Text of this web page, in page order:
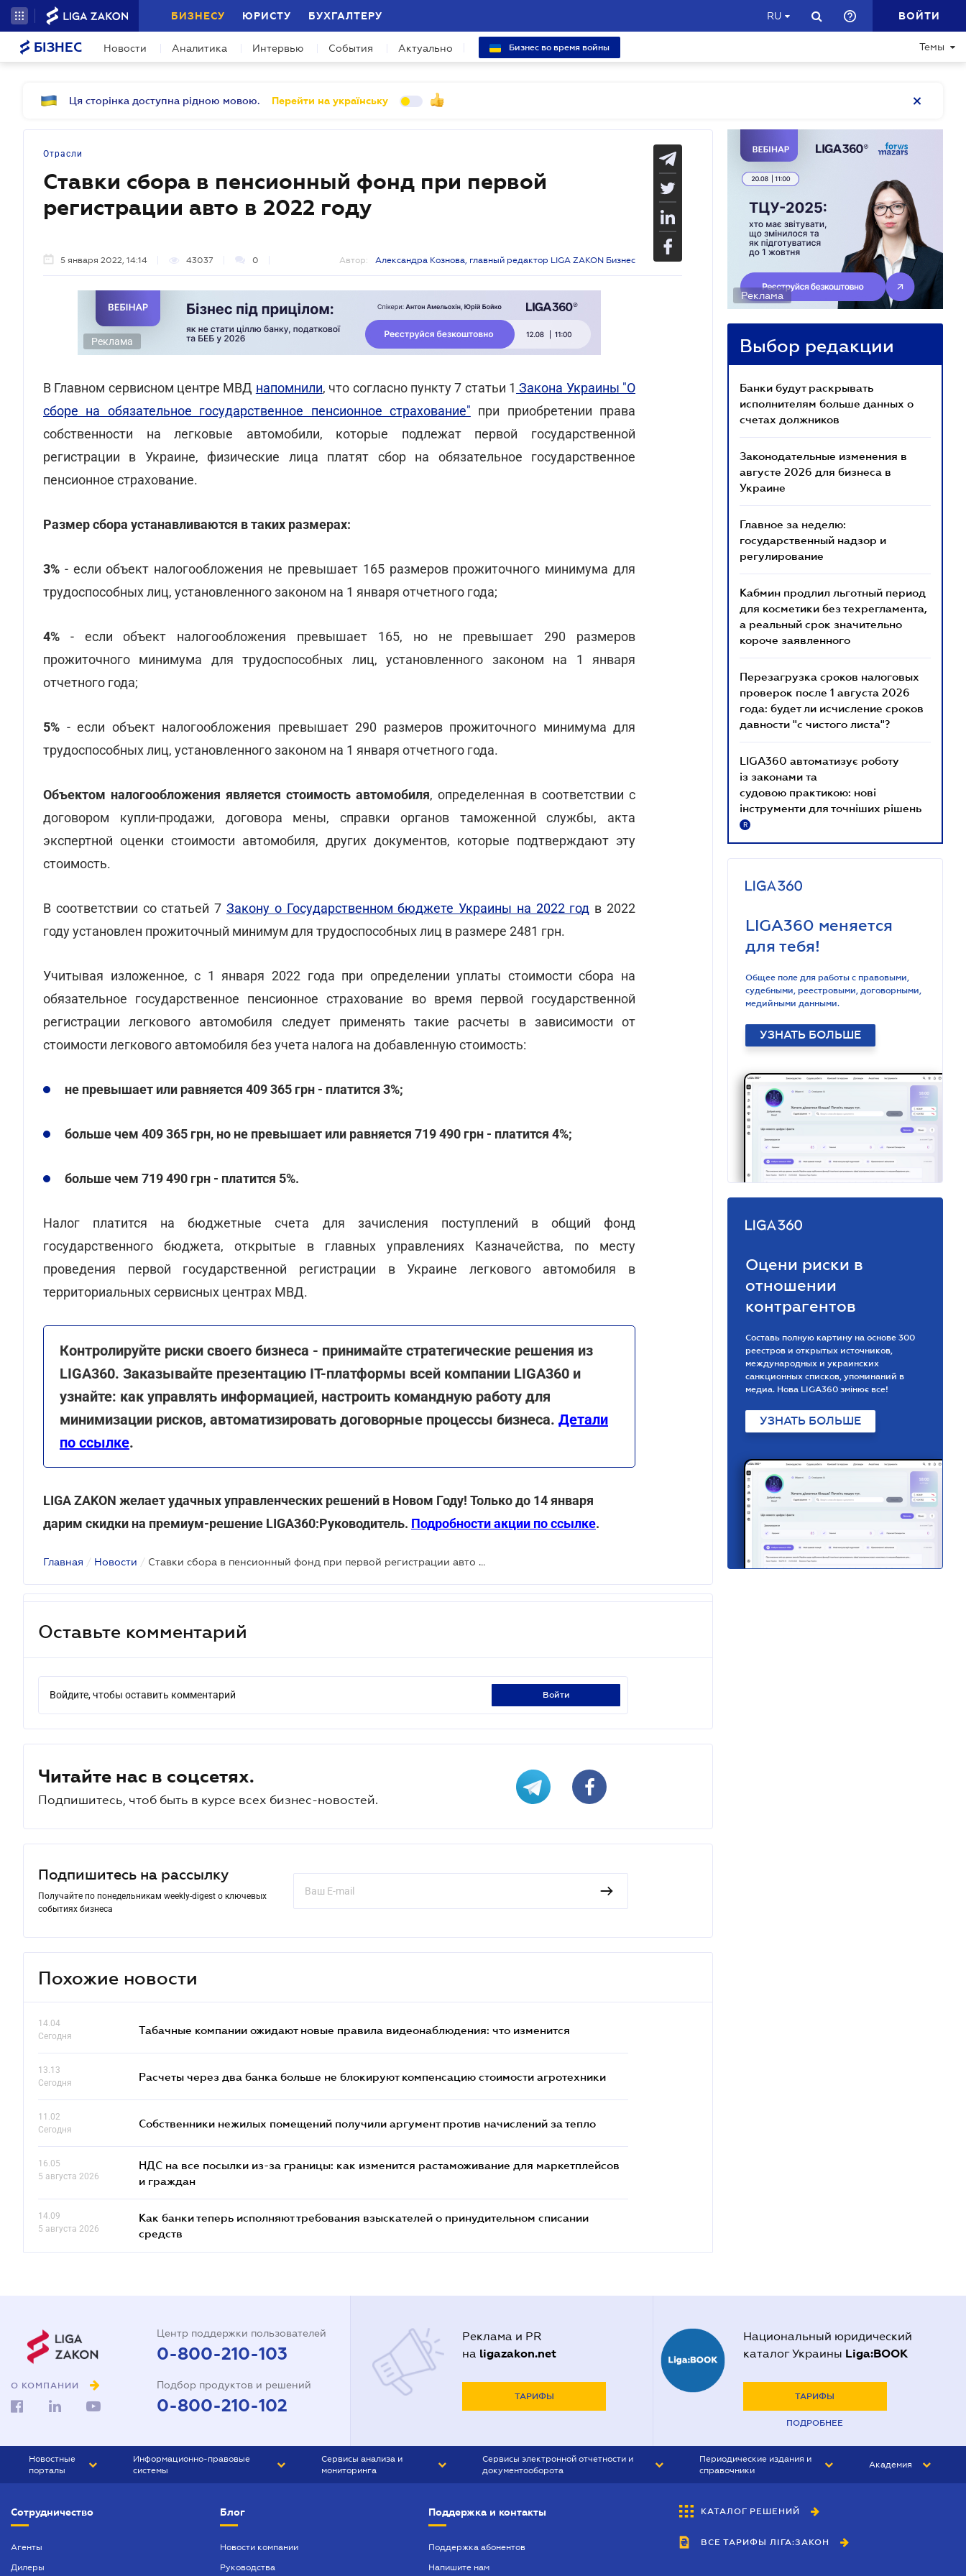
БИЗНЕСУ ЮРИСТУ БУХГАЛТЕРУ RU ВОЙТИ
БІЗНЕС Новости Аналитика Интервью События Актуально Бизнес во время войны Темы
Ця сторінка доступна рідною мовою. Перейти на українську
Отрасли
Ставки сбора в пенсионный фонд при первой
регистрации авто в 2022 году
5 января 2022, 14:14 43037 0 Автор: Александра Кознова, главный редактор LIGA ZAKON Бизнес
Реклама
В Главном сервисном центре МВД напомнили, что согласно пункту 7 статьи 1 Закона Украины "О
сборе на обязательное государственное пенсионное страхование" при приобретении права
собственности на легковые автомобили, которые подлежат первой государственной
регистрации в Украине, физические лица платят сбор на обязательное государственное
пенсионное страхование.
Размер сбора устанавливаются в таких размерах:
3% - если объект налогообложения не превышает 165 размеров прожиточного минимума для
трудоспособных лиц, установленного законом на 1 января отчетного года;
4% - если объект налогообложения превышает 165, но не превышает 290 размеров
прожиточного минимума для трудоспособных лиц, установленного законом на 1 января
отчетного года;
5% - если объект налогообложения превышает 290 размеров прожиточного минимума для
трудоспособных лиц, установленного законом на 1 января отчетного года.
Объектом налогообложения является стоимость автомобиля, определенная в соответствии с
договором купли-продажи, договора мены, справки органов таможенной службы, акта
экспертной оценки стоимости автомобиля, других документов, которые подтверждают эту
стоимость.
В соответствии со статьей 7 Закону о Государственном бюджете Украины на 2022 год в 2022
году установлен прожиточный минимум для трудоспособных лиц в размере 2481 грн.
Учитывая изложенное, с 1 января 2022 года при определении уплаты стоимости сбора на
обязательное государственное пенсионное страхование во время первой государственной
регистрации легкового автомобиля следует применять такие расчеты в зависимости от
стоимости легкового автомобиля без учета налога на добавленную стоимость:
не превышает или равняется 409 365 грн - платится 3%;
больше чем 409 365 грн, но не превышает или равняется 719 490 грн - платится 4%;
больше чем 719 490 грн - платится 5%.
Налог платится на бюджетные счета для зачисления поступлений в общий фонд
государственного бюджета, открытые в главных управлениях Казначейства, по месту
проведения первой государственной регистрации в Украине легкового автомобиля в
территориальных сервисных центрах МВД.
Контролируйте риски своего бизнеса - принимайте стратегические решения из
LIGA360. Заказывайте презентацию IT-платформы всей компании LIGA360 и
узнайте: как управлять информацией, настроить командную работу для
минимизации рисков, автоматизировать договорные процессы бизнеса. Детали
по ссылке.
LIGA ZAKON желает удачных управленческих решений в Новом Году! Только до 14 января
дарим скидки на премиум-решение LIGA360:Руководитель. Подробности акции по ссылке.
Главная / Новости / Ставки сбора в пенсионный фонд при первой регистрации авто в 2022 году
Оставьте комментарий
Войдите, чтобы оставить комментарий войти
Читайте нас в соцсетях.
Подпишитесь, чтоб быть в курсе всех бизнес-новостей.
Подпишитесь на рассылку
Получайте по понедельникам weekly-digest о ключевых
событиях бизнеса
Похожие новости
14.04
Сегодня
Табачные компании ожидают новые правила видеонаблюдения: что изменится
13.13
Сегодня
Расчеты через два банка больше не блокируют компенсацию стоимости агротехники
11.02
Сегодня
Собственники нежилых помещений получили аргумент против начислений за тепло
16.05
5 августа 2026
НДС на все посылки из-за границы: как изменится растаможивание для маркетплейсов
и граждан
14.09
5 августа 2026
Как банки теперь исполняют требования взыскателей о принудительном списании
средств
Реклама
Выбор редакции
Банки будут раскрывать
исполнителям больше данных о
счетах должников
Законодательные изменения в
августе 2026 для бизнеса в
Украине
Главное за неделю:
государственный надзор и
регулирование
Кабмин продлил льготный период
для косметики без техрегламента,
а реальный срок значительно
короче заявленного
Перезагрузка сроков налоговых
проверок после 1 августа 2026
года: будет ли исчисление сроков
давности "с чистого листа"?
LIGA360 автоматизує роботу
із законами та
судовою практикою: нові
інструменти для точніших рішень
R
LIGA360 меняется
для тебя!
Общее поле для работы с правовыми,
судебными, реестровыми, договорными,
медийными данными.
УЗНАТЬ БОЛЬШЕ
Оцени риски в
отношении
контрагентов
Составь полную картину на основе 300
реестров и открытых источников,
международных и украинских
санкционных списков, упоминаний в
медиа. Нова LIGA360 змінює все!
УЗНАТЬ БОЛЬШЕ
О КОМПАНИИ
Центр поддержки пользователей
0-800-210-103
Подбор продуктов и решений
0-800-210-102
Реклама и PR
на ligazakon.net
ТАРИФЫ
Национальный юридический
каталог Украины Liga:BOOK
ТАРИФЫ
ПОДРОБНЕЕ
Новостные
порталы
БИЗНЕС
Информационно-правовые
системы
БУХГАЛТЕР ПРОФ
Сервисы анализа и
мониторинга
Сервисы электронной отчетности и
документооборота
Периодические издания и
справочники
БУХГАЛТЕР&ЗАКОН
ВЕСТНИК МСФО
Академия
Сотрудничество
Агенты
Дилеры
Блог
Новости компании
Руководства
Поддержка и контакты
Поддержка абонентов
Напишите нам
КАТАЛОГ РЕШЕНИЙ
ВСЕ ТАРИФЫ ЛІГА:ЗАКОН